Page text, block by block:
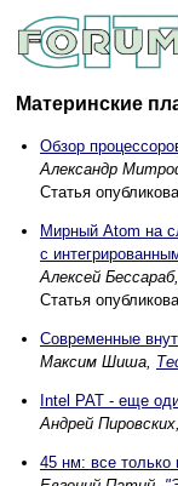
Материнские
Обзор
Александр
Статья
Мирный Atom на
с
Алексей Бессараб,
Статья
Современные
Максим Шиша,
Intel PAT - еще
Андрей
45 нм: все только